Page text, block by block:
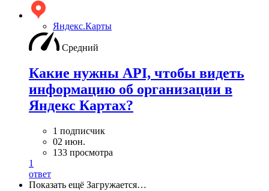
Яндекс.Карты
Средний
Какие нужны API, чтобы видеть
информацию об организации в
Яндекс Картах?
1 подписчик
02 июн.
133 просмотра
1
ответ
Показать ещё Загружается…